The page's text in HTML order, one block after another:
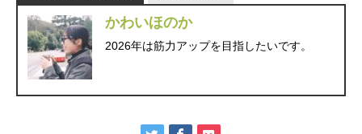
かわいほのか
2026年は筋力アップを目指したいです。